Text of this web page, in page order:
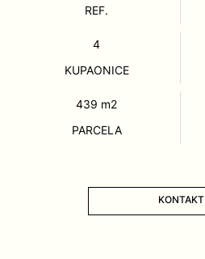
REF.
4
KUPAONICE
439 m2
PARCELA
KONTAKT